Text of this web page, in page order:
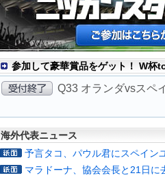
参加して豪華賞品をゲット！ W杯
Q33 オランダvsスペ
海外代表ニュース
予言タコ、パウル君にスペイン
マラドーナ、協会会長と21日に